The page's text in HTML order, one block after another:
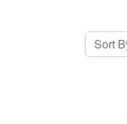
Sort